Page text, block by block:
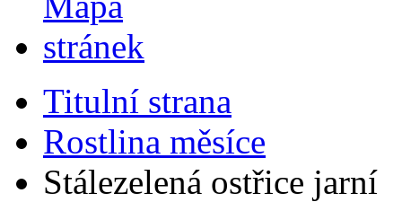
Titulní strana
Rostlina měsíce
Stálezelená ostřice jarní